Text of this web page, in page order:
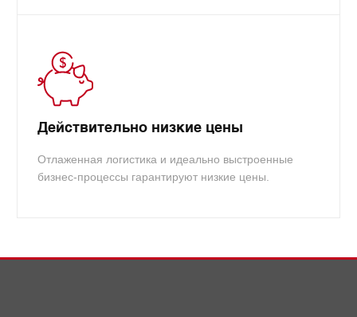
Действительно низкие цены
Отлаженная логистика и идеально выстроенные
бизнес-процессы гарантируют низкие цены.